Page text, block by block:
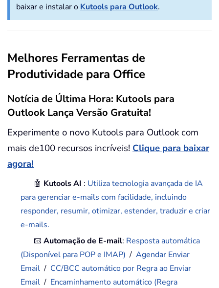
baixar e instalar o Kutools para Outlook.
Melhores Ferramentas de
Produtividade para Office
Notícia de Última Hora: Kutools para
Outlook Lança Versão Gratuita!
Experimente o novo Kutools para Outlook com
mais de100 recursos incríveis! Clique para baixar
agora!
🤖 Kutools AI : Utiliza tecnologia avançada de IA
para gerenciar e-mails com facilidade, incluindo
responder, resumir, otimizar, estender, traduzir e criar
e-mails.
📧Automação de E-mail: Resposta automática
(Disponível para POP e IMAP) /Agendar Enviar
Email / CC/BCC automático por Regra ao Enviar
Email / Encaminhamento automático (Regra